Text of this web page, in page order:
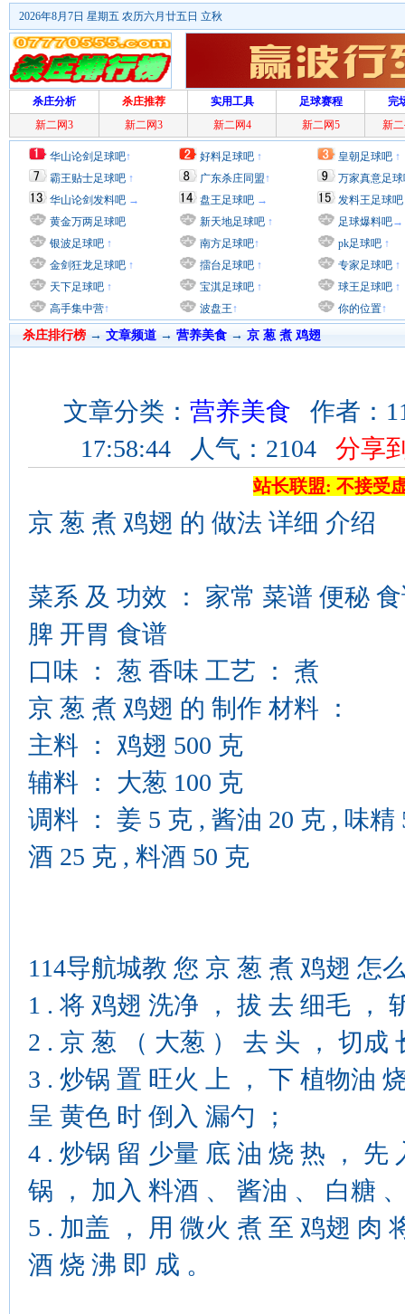
2026年8月7日 星期五 农历六月廿五日 立秋
杀庄分析 杀庄推荐 实用工具 足球赛程
完
新二网3
新二网3 新二网4 新二网5 新
华山论剑足球吧↑
霸王贴士足球吧 ↑
华山论剑发料吧 →
黄金万两足球吧
银波足球吧 ↑
金剑狂龙足球吧 ↑
天下足球吧 ↑
高手集中营↑
好料足球吧 ↑
广东杀庄同盟↑
盘王足球吧 →
新天地足球吧 ↑
南方足球吧↑
擂台足球吧 ↑
宝淇足球吧 ↑
波盘王↑
皇朝足球吧 ↑
万家真意足
发料王足球吧
足球爆料吧→
pk足球吧 ↑
专家足球吧 ↑
球王足球吧 ↑
你的位置↑
杀庄排行榜 → 文章频道→ 营养美食 → 京 葱 煮 鸡翅
文章分类： 营养美食 作者：
17:58:44 人气：2104 分享
站长联盟: 不接受
京 葱 煮 鸡翅 的 做法 详细 介绍
菜系 及 功效 ： 家常 菜谱 便秘
脾 开胃 食谱
口味 ： 葱 香味 工艺 ： 煮
京 葱 煮 鸡翅 的 制作 材料 ：
主料 ： 鸡翅 500 克
辅料 ： 大葱 100 克
调料 ： 姜 5 克 , 酱油 20 克 , 味
酒 25 克 , 料酒 50 克
114导航城教 您 京 葱 煮 鸡翅 怎
1 . 将 鸡翅 洗净 ， 拔 去 细毛 ，
2 . 京 葱 （ 大葱 ） 去 头 ， 切成
3 . 炒锅 置 旺火 上 ， 下 植物油
呈 黄色 时 倒入 漏勺 ；
4 . 炒锅 留 少量 底 油 烧 热 ， 先
锅 ， 加入 料酒 、 酱油 、 白糖
5 . 加盖 ， 用 微火 煮 至 鸡翅 肉
酒 烧 沸 即 成 。